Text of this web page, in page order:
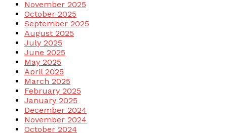
November 2025
October 2025
September 2025
August 2025
July 2025
June 2025
May 2025
April 2025
March 2025
February 2025
January 2025
December 2024
November 2024
October 2024